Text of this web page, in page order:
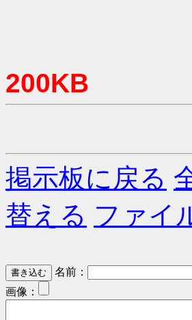
200KB
掲示板に戻る
替える ファイ
名前：
画像：